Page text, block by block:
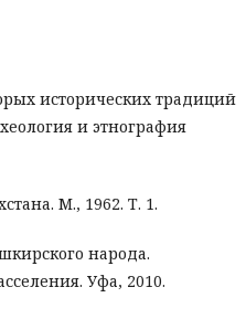
исторических традиций
и этнография
М., 1962. Т. 1.
народа.
Уфа, 2010.